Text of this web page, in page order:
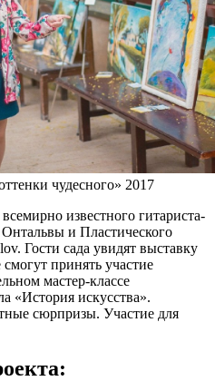
чудесного» 2017
известного гитариста-
и Пластического
Гости сада увидят выставку
принять участие
мастер-классе
«История искусства».
сюрпризы. Участие для